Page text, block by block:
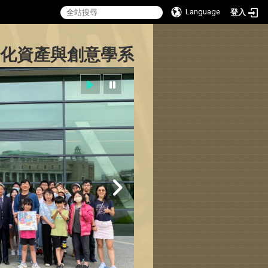
Language 登入
:::
資產與創意學系
Sitemap